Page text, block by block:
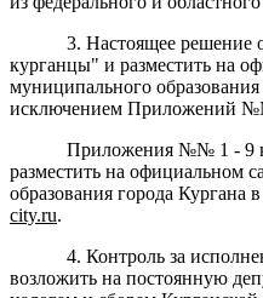
3. Настоящее решение
курганцы" и разместить на
муниципального образования
исключением Приложений
Приложения №№ 1 - 9
разместить на официальном
образования города Кургана
city.ru.
4. Контроль за
возложить на постоянную